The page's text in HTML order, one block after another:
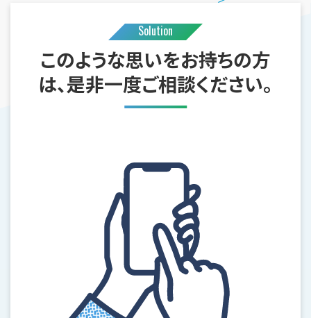
Solution
このような思いをお持ちの方
は、是非一度ご相談ください。